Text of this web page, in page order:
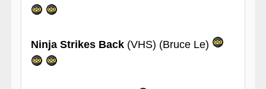
Ninja Strikes Back(VHS) (Bruce Le)